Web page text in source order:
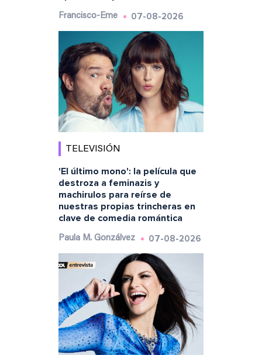
Francisco-Eme 07-08-2026
TELEVISIÓN
'El último mono': la película que
destroza a feminazis y
machirulos para reírse de
nuestras propias trincheras en
clave de comedia romántica
Paula M. Gonzálvez 07-08-2026